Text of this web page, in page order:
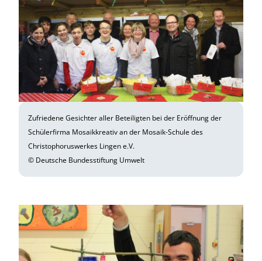
Zufriedene Gesichter aller Beteiligten bei der Eröffnung der
Schülerfirma Mosaikkreativ an der Mosaik-Schule des
Christophoruswerkes Lingen e.V.
© Deutsche Bundesstiftung Umwelt